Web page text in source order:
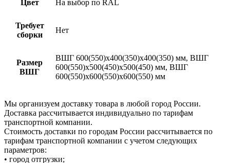
Цвет На выбор по RAL
Требует
сборки
Нет
Размер
ВШГ
ВШГ 600(550)х400(350)х400(350) мм, ВШГ
600(550)х500(450)х500(450) мм, ВШГ
600(550)х600(550)х600(550) мм
Мы организуем доставку товара в любой город России.
Доставка рассчитывается индивидуально по тарифам
транспортной компании.
Стоимость доставки по городам России рассчитывается по
тарифам транспортной компании с учетом следующих
параметров:
• город отгрузки;